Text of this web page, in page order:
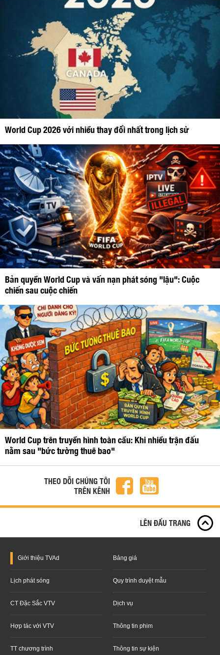
World Cup 2026 với nhiều thay đổi nhất trong lịch sử
Bản quyền World Cup và vấn nạn phát sóng "lậu": Cuộc
chiến sau cuộc chiến
World Cup trên truyền hình toàn cầu: Khi nhiều trận đấu
nằm sau "bức tường thuê bao"
THEO DÕI CHÚNG TÔI
TRÊN KÊNH
LÊN ĐẦU TRANG
Giới thiệu TVAd Bảng giá
Lịch phát sóng Quy trình duyệt mẫu
CT Đặc Sắc VTV Dịch vụ
Hợp tác với VTV Thông tin phim
TT chương trình Thông tin sự kiện